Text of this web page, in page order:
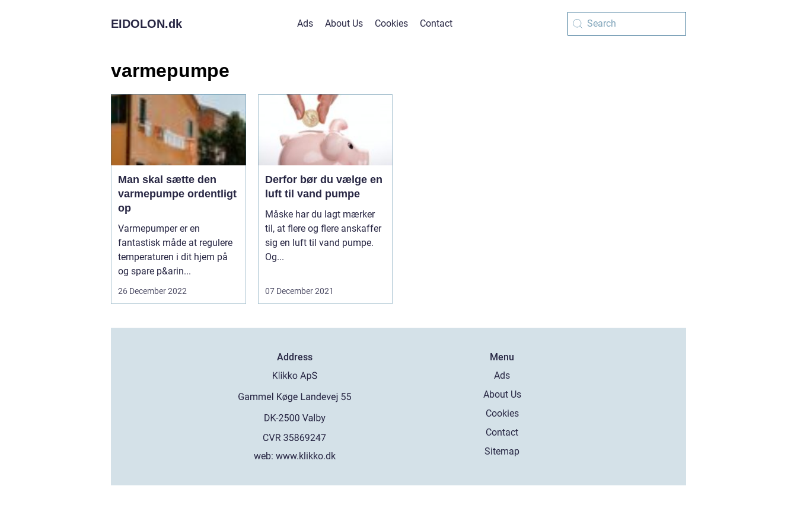
EIDOLON.dk Ads About Us Cookies Contact
varmepumpe
Man skal sætte den
varmepumpe ordentligt
op
Varmepumper er en
fantastisk måde at regulere
temperaturen i dit hjem på
og spare p&arin...
26 December 2022
Derfor bør du vælge en
luft til vand pumpe
Måske har du lagt mærker
til, at flere og flere anskaffer
sig en luft til vand pumpe.
Og...
07 December 2021
Address
web:www.klikko.dk
Menu
Ads
About Us
Cookies
Contact
Sitemap